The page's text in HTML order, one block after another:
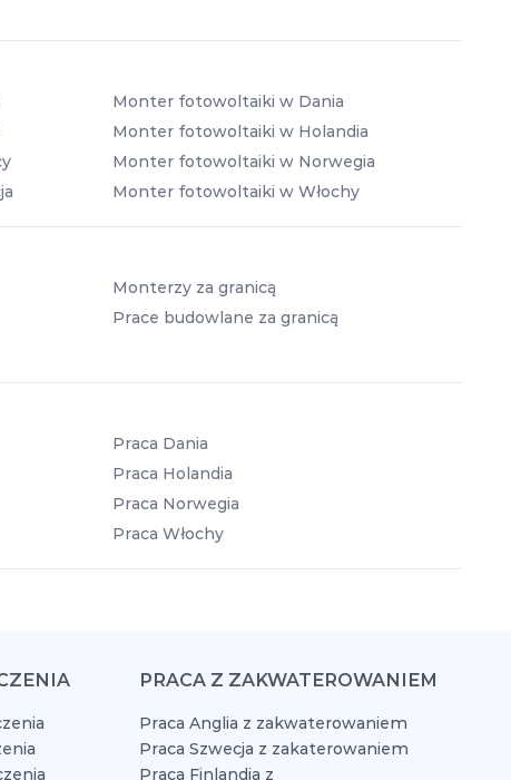
Monter fotowoltaiki w Dania
Monter fotowoltaiki w Holandia
Monter fotowoltaiki w Norwegia
Monter fotowoltaiki w Włochy
Monterzy za granicą
Prace budowlane za granicą
Praca Dania
Praca Holandia
Praca Norwegia
Praca Włochy
PRACA Z ZAKWATEROWANIEM
Praca Anglia z zakwaterowaniem
Praca Szwecja z zakaterowaniem
Praca Finlandia z